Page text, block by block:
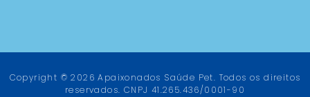
Copyright © 2026 Apaixonados Saúde Pet. Todos os direitos
reservados. CNPJ 41.265.436/0001-90